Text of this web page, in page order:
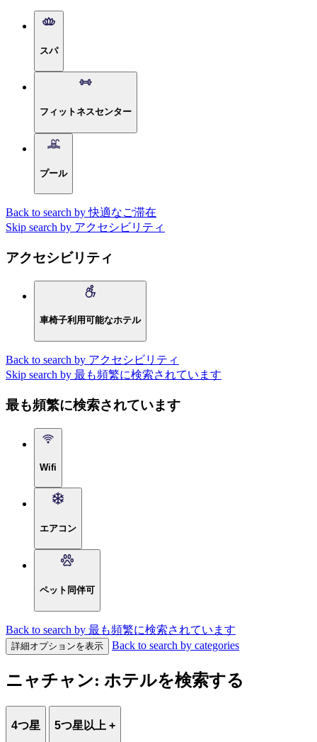
スパ
フィットネスセンター
プール
Back to search by 快適なご滞在
Skip search by アクセシビリティ
アクセシビリティ
車椅子利用可能なホテル
Back to search by アクセシビリティ
Skip search by 最も頻繁に検索されています
最も頻繁に検索されています
Wifi
エアコン
ペット同伴可
Back to search by 最も頻繁に検索されています
詳細オプションを表示 Back to search by categories
ニャチャン: ホテルを検索する
4つ星 5つ星以上 +